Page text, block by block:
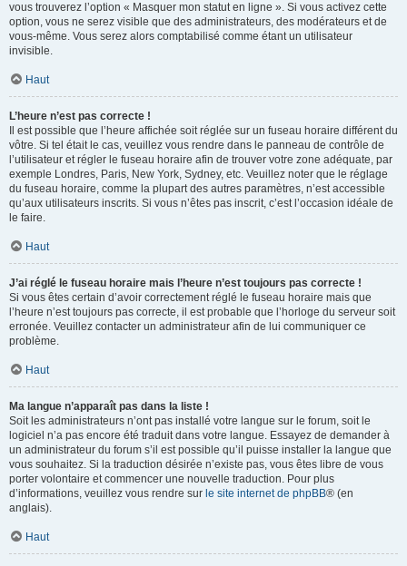
vous trouverez l’option « Masquer mon statut en ligne ». Si vous activez cette
option, vous ne serez visible que des administrateurs, des modérateurs et de
vous-même. Vous serez alors comptabilisé comme étant un utilisateur
invisible.
Haut
L’heure n’est pas correcte !
Il est possible que l’heure affichée soit réglée sur un fuseau horaire différent du
vôtre. Si tel était le cas, veuillez vous rendre dans le panneau de contrôle de
l’utilisateur et régler le fuseau horaire afin de trouver votre zone adéquate, par
exemple Londres, Paris, New York, Sydney, etc. Veuillez noter que le réglage
du fuseau horaire, comme la plupart des autres paramètres, n’est accessible
qu’aux utilisateurs inscrits. Si vous n’êtes pas inscrit, c’est l’occasion idéale de
le faire.
Haut
J’ai réglé le fuseau horaire mais l’heure n’est toujours pas correcte !
Si vous êtes certain d’avoir correctement réglé le fuseau horaire mais que
l’heure n’est toujours pas correcte, il est probable que l’horloge du serveur soit
erronée. Veuillez contacter un administrateur afin de lui communiquer ce
problème.
Haut
Ma langue n’apparaît pas dans la liste !
Soit les administrateurs n’ont pas installé votre langue sur le forum, soit le
logiciel n’a pas encore été traduit dans votre langue. Essayez de demander à
un administrateur du forum s’il est possible qu’il puisse installer la langue que
vous souhaitez. Si la traduction désirée n’existe pas, vous êtes libre de vous
porter volontaire et commencer une nouvelle traduction. Pour plus
d’informations, veuillez vous rendre sur le site internet de phpBB® (en
anglais).
Haut